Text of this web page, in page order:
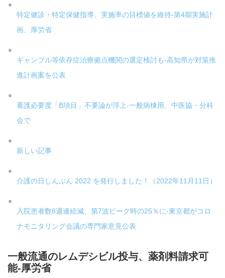
特定健診・特定保健指導、実施率の目標値を維持-第4期実施計
画、厚労省
ギャンブル等依存症治療拠点機関の選定検討も-高知県が対策推
進計画案を公表
看護必要度「B項目」不要論が浮上-一般病棟用、中医協・分科
会で
新しい記事
介護の日しんぶん 2022 を発行しました！（2022年11月11日）
入院患者数8週連続減、第7波ピーク時の25％に-東京都がコロ
ナモニタリング会議の専門家意見公表
一般流通のレムデシビル投与、薬剤料請求可
能-厚労省